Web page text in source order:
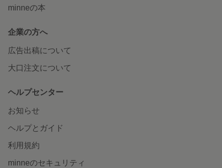
minneの本
企業の方へ
広告出稿について
大口注文について
ヘルプセンター
お知らせ
ヘルプとガイド
利用規約
minneのセキュリティ